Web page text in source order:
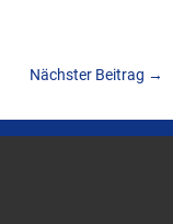
Nächster Beitrag →